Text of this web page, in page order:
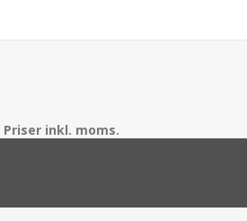
Priser inkl. moms.